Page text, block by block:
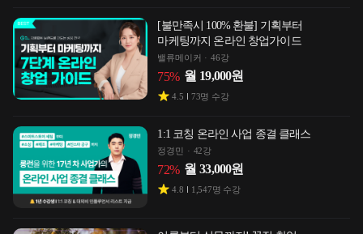
[불만족시 100% 환불] 기획부터
마케팅까지 온라인 창업가이드
밸류메이커 46강
75% 월 19,000원
4.5 73명 수강
1:1 코칭 온라인 사업 종결 클래스
정경민 42강
72% 월 33,000원
4.8 1,547명 수강